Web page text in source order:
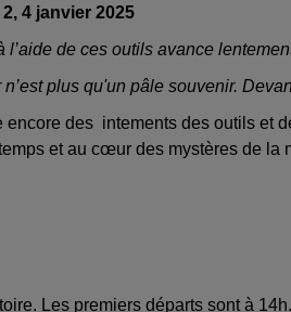
4 janvier 2025
l’aide de ces outils avance
plus qu'un pâle souvenir.
encore des intements des outils et
et au cœur des mystères de la
Les premiers départs sont à 14h.